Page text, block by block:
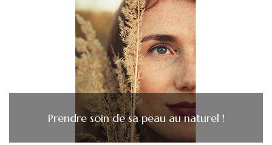
Prendre soin de sa peau au naturel !